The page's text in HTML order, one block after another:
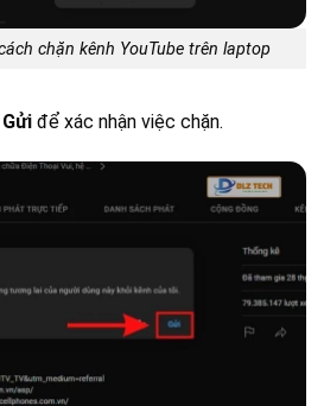
chặn kênh YouTube trên laptop
Gửi để xác nhận việc chặn.